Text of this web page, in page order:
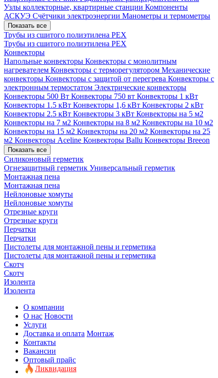
Узлы коллекторные, квартирные станции Компоненты
АСКУЭ Счётчики электроэнергии Манометры и термометры
Показать все
Трубы из сшитого полиэтилена PEX
Трубы из сшитого полиэтилена PEX
Конвекторы
Напольные конвекторы Конвекторы с монолитным
нагревателем Конвекторы с терморегулятором Механические
конвекторы Конвекторы с защитой от перегрева Конвекторы с
электронным термостатом Электрические конвекторы
Конвекторы 500 Вт Конвекторы 750 вт Конвекторы 1 кВт
Конвекторы 1.5 кВт Конвекторы 1,6 кВт Конвекторы 2 кВт
Конвекторы 2.5 кВт Конвекторы 3 кВт Конвекторы на 5 м2
Конвекторы на 7 м2 Конвекторы на 8 м2 Конвекторы на 10 м2
Конвекторы на 15 м2 Конвекторы на 20 м2 Конвекторы на 25
м2 Конвекторы Aceline Конвекторы Ballu Конвекторы Breeon
Показать все
Силиконовый герметик
Огнезащитный герметик Универсальный герметик
Монтажная пена
Монтажная пена
Нейлоновые хомуты
Нейлоновые хомуты
Отрезные круги
Отрезные круги
Перчатки
Перчатки
Пистолеты для монтажной пены и герметика
Пистолеты для монтажной пены и герметика
Скотч
Скотч
Изолента
Изолента
О компании
О нас Новости
Услуги
Доставка и оплата Монтаж
Контакты
Вакансии
Оптовый прайс
Ликвидация